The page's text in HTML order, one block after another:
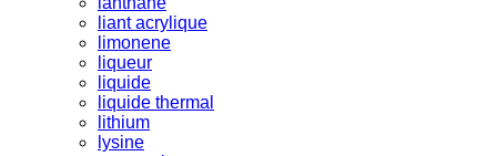
liant acrylique
limonene
liqueur
liquide
liquide thermal
lithium
lysine